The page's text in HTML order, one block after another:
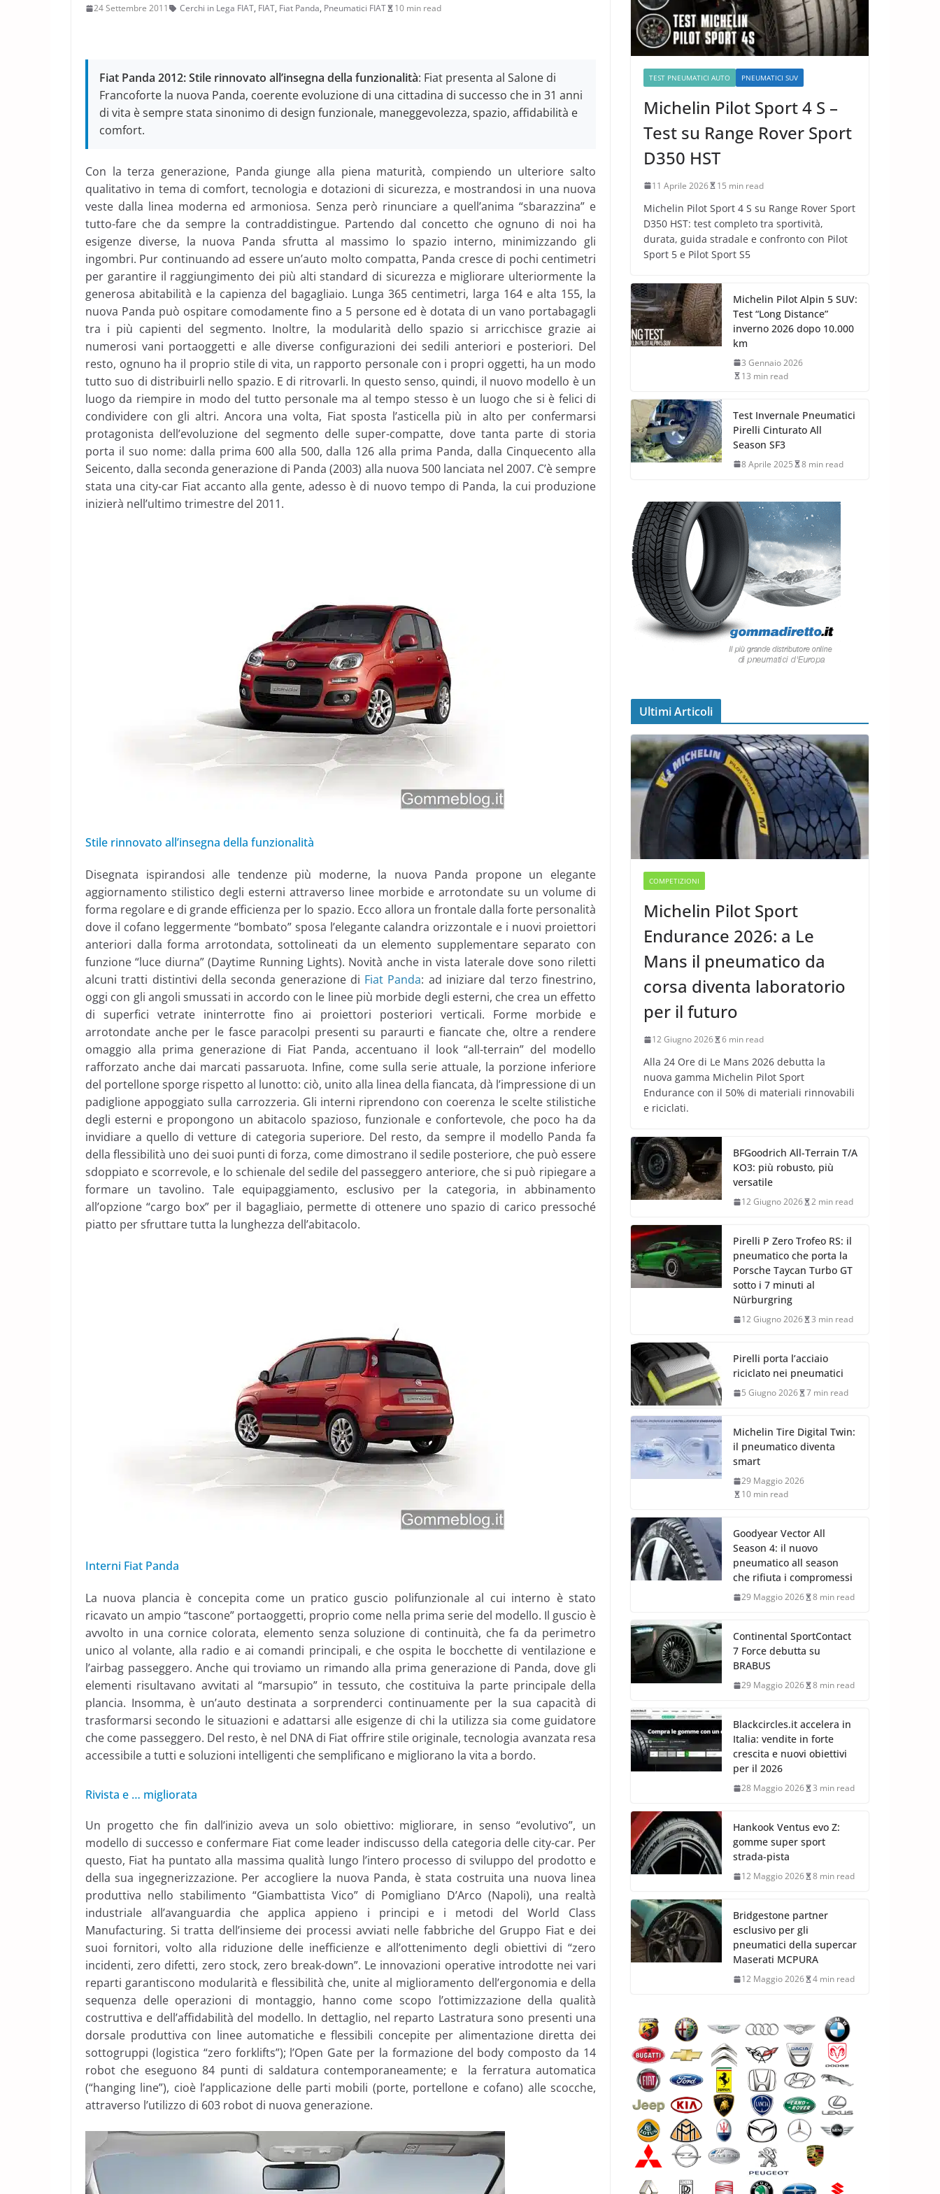
24 Settembre 2011 Cerchi in Lega FIAT, FIAT, Fiat Panda, Pneumatici FIAT 10 min read
Fiat Panda 2012: Stile rinnovato all’insegna della funzionalità: Fiat presenta al Salone di
Francoforte la nuova Panda, coerente evoluzione di una cittadina di successo che in 31 anni
di vita è sempre stata sinonimo di design funzionale, maneggevolezza, spazio, affidabilità e
comfort.
Con la terza generazione, Panda giunge alla piena maturità, compiendo un ulteriore salto
qualitativo in tema di comfort, tecnologia e dotazioni di sicurezza, e mostrandosi in una nuova
veste dalla linea moderna ed armoniosa. Senza però rinunciare a quell’anima “sbarazzina” e
tutto-fare che da sempre la contraddistingue. Partendo dal concetto che ognuno di noi ha
esigenze diverse, la nuova Panda sfrutta al massimo lo spazio interno, minimizzando gli
ingombri. Pur continuando ad essere un’auto molto compatta, Panda cresce di pochi centimetri
per garantire il raggiungimento dei più alti standard di sicurezza e migliorare ulteriormente la
generosa abitabilità e la capienza del bagagliaio. Lunga 365 centimetri, larga 164 e alta 155, la
nuova Panda può ospitare comodamente fino a 5 persone ed è dotata di un vano portabagagli
tra i più capienti del segmento. Inoltre, la modularità dello spazio si arricchisce grazie ai
numerosi vani portaoggetti e alle diverse configurazioni dei sedili anteriori e posteriori. Del
resto, ognuno ha il proprio stile di vita, un rapporto personale con i propri oggetti, ha un modo
tutto suo di distribuirli nello spazio. E di ritrovarli. In questo senso, quindi, il nuovo modello è un
luogo da riempire in modo del tutto personale ma al tempo stesso è un luogo che si è felici di
condividere con gli altri. Ancora una volta, Fiat sposta l’asticella più in alto per confermarsi
protagonista dell’evoluzione del segmento delle super-compatte, dove tanta parte di storia
porta il suo nome: dalla prima 600 alla 500, dalla 126 alla prima Panda, dalla Cinquecento alla
Seicento, dalla seconda generazione di Panda (2003) alla nuova 500 lanciata nel 2007. C’è sempre
stata una city-car Fiat accanto alla gente, adesso è di nuovo tempo di Panda, la cui produzione
inizierà nell’ultimo trimestre del 2011.
Stile rinnovato all’insegna della funzionalità
Disegnata ispirandosi alle tendenze più moderne, la nuova Panda propone un elegante
aggiornamento stilistico degli esterni attraverso linee morbide e arrotondate su un volume di
forma regolare e di grande efficienza per lo spazio. Ecco allora un frontale dalla forte personalità
dove il cofano leggermente “bombato” sposa l’elegante calandra orizzontale e i nuovi proiettori
anteriori dalla forma arrotondata, sottolineati da un elemento supplementare separato con
funzione “luce diurna” (Daytime Running Lights). Novità anche in vista laterale dove sono riletti
alcuni tratti distintivi della seconda generazione di Fiat Panda: ad iniziare dal terzo finestrino,
oggi con gli angoli smussati in accordo con le linee più morbide degli esterni, che crea un effetto
di superfici vetrate ininterrotte fino ai proiettori posteriori verticali. Forme morbide e
arrotondate anche per le fasce paracolpi presenti su paraurti e fiancate che, oltre a rendere
omaggio alla prima generazione di Fiat Panda, accentuano il look “all-terrain” del modello
rafforzato anche dai marcati passaruota. Infine, come sulla serie attuale, la porzione inferiore
del portellone sporge rispetto al lunotto: ciò, unito alla linea della fiancata, dà l’impressione di un
padiglione appoggiato sulla carrozzeria. Gli interni riprendono con coerenza le scelte stilistiche
degli esterni e propongono un abitacolo spazioso, funzionale e confortevole, che poco ha da
invidiare a quello di vetture di categoria superiore. Del resto, da sempre il modello Panda fa
della flessibilità uno dei suoi punti di forza, come dimostrano il sedile posteriore, che può essere
sdoppiato e scorrevole, e lo schienale del sedile del passeggero anteriore, che si può ripiegare a
formare un tavolino. Tale equipaggiamento, esclusivo per la categoria, in abbinamento
all’opzione “cargo box” per il bagagliaio, permette di ottenere uno spazio di carico pressoché
piatto per sfruttare tutta la lunghezza dell’abitacolo.
Interni Fiat Panda
La nuova plancia è concepita come un pratico guscio polifunzionale al cui interno è stato
ricavato un ampio “tascone” portaoggetti, proprio come nella prima serie del modello. Il guscio è
avvolto in una cornice colorata, elemento senza soluzione di continuità, che fa da perimetro
unico al volante, alla radio e ai comandi principali, e che ospita le bocchette di ventilazione e
l’airbag passeggero. Anche qui troviamo un rimando alla prima generazione di Panda, dove gli
elementi risultavano avvitati al “marsupio” in tessuto, che costituiva la parte principale della
plancia. Insomma, è un’auto destinata a sorprenderci continuamente per la sua capacità di
trasformarsi secondo le situazioni e adattarsi alle esigenze di chi la utilizza sia come guidatore
che come passeggero. Del resto, è nel DNA di Fiat offrire stile originale, tecnologia avanzata resa
accessibile a tutti e soluzioni intelligenti che semplificano e migliorano la vita a bordo.
Rivista e … migliorata
Un progetto che fin dall’inizio aveva un solo obiettivo: migliorare, in senso “evolutivo”, un
modello di successo e confermare Fiat come leader indiscusso della categoria delle city-car. Per
questo, Fiat ha puntato alla massima qualità lungo l’intero processo di sviluppo del prodotto e
della sua ingegnerizzazione. Per accogliere la nuova Panda, è stata costruita una nuova linea
produttiva nello stabilimento “Giambattista Vico” di Pomigliano D’Arco (Napoli), una realtà
industriale all’avanguardia che applica appieno i principi e i metodi del World Class
Manufacturing. Si tratta dell’insieme dei processi avviati nelle fabbriche del Gruppo Fiat e dei
suoi fornitori, volto alla riduzione delle inefficienze e all’ottenimento degli obiettivi di “zero
incidenti, zero difetti, zero stock, zero break-down”. Le innovazioni operative introdotte nei vari
reparti garantiscono modularità e flessibilità che, unite al miglioramento dell’ergonomia e della
sequenza delle operazioni di montaggio, hanno come scopo l’ottimizzazione della qualità
costruttiva e dell’affidabilità del modello. In dettaglio, nel reparto Lastratura sono presenti una
dorsale produttiva con linee automatiche e flessibili concepite per alimentazione diretta dei
sottogruppi (logistica “zero forklifts”); l’Open Gate per la formazione del body composto da 14
robot che eseguono 84 punti di saldatura contemporaneamente; e la ferratura automatica
(“hanging line”), cioè l’applicazione delle parti mobili (porte, portellone e cofano) alle scocche,
attraverso l’utilizzo di 603 robot di nuova generazione.
TEST PNEUMATICI AUTO PNEUMATICI SUV
Michelin Pilot Sport 4 S –
Test su Range Rover Sport
D350 HST
11 Aprile 2026 15 min read
Michelin Pilot Sport 4 S su Range Rover Sport
D350 HST: test completo tra sportività,
durata, guida stradale e confronto con Pilot
Sport 5 e Pilot Sport S5
Michelin Pilot Alpin 5 SUV:
Test “Long Distance”
inverno 2026 dopo 10.000
km
3 Gennaio 2026
13 min read
Test Invernale Pneumatici
Pirelli Cinturato All
Season SF3
8 Aprile 2025 8 min read
Ultimi Articoli
COMPETIZIONI
Michelin Pilot Sport
Endurance 2026: a Le
Mans il pneumatico da
corsa diventa laboratorio
per il futuro
12 Giugno 2026 6 min read
Alla 24 Ore di Le Mans 2026 debutta la
nuova gamma Michelin Pilot Sport
Endurance con il 50% di materiali rinnovabili
e riciclati.
BFGoodrich All-Terrain T/A
KO3: più robusto, più
versatile
12 Giugno 2026 2 min read
Pirelli P Zero Trofeo RS: il
pneumatico che porta la
Porsche Taycan Turbo GT
sotto i 7 minuti al
Nürburgring
12 Giugno 2026 3 min read
Pirelli porta l’acciaio
riciclato nei pneumatici
5 Giugno 2026 7 min read
Michelin Tire Digital Twin:
il pneumatico diventa
smart
29 Maggio 2026
10 min read
Goodyear Vector All
Season 4: il nuovo
pneumatico all season
che rifiuta i compromessi
29 Maggio 2026 8 min read
Continental SportContact
7 Force debutta su
BRABUS
29 Maggio 2026 8 min read
Blackcircles.it accelera in
Italia: vendite in forte
crescita e nuovi obiettivi
per il 2026
28 Maggio 2026 3 min read
Hankook Ventus evo Z:
gomme super sport
strada-pista
12 Maggio 2026 8 min read
Bridgestone partner
esclusivo per gli
pneumatici della supercar
Maserati MCPURA
12 Maggio 2026 4 min read